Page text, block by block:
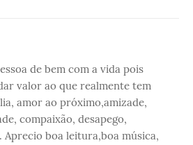
de bem com a vida pois
valor ao que realmente tem
amor ao próximo,amizade,
compaixão, desapego,
Aprecio boa leitura,boa música,